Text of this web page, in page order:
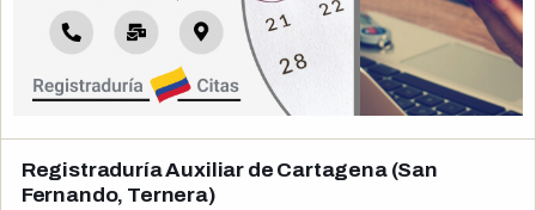
Registraduría Auxiliar de Cartagena (San
Fernando, Ternera)